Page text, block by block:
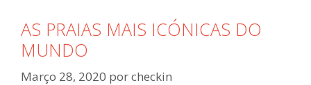
AS PRAIAS MAIS ICÓNICAS DO
MUNDO
Março 28, 2020 porcheckin